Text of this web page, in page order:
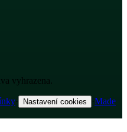
vyhrazena.
· Nastavení cookies ·Made